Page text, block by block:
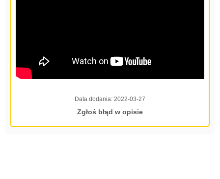
Data dodania: 2022-03-27
Zgłoś błąd w opisie